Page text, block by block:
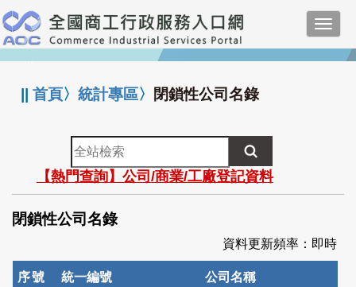
跳
到
主
要
:::
||首頁〉統計專區〉 閉鎖性公司名錄
全
站
檢
索
【熱門查詢】公司/商業/工廠登記資料
閉鎖性公司名錄
資料更新頻率：即時
序號 統一編號 公司名稱